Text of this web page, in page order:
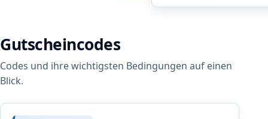
Gutscheincodes
Codes und ihre wichtigsten Bedingungen auf einen
Blick.